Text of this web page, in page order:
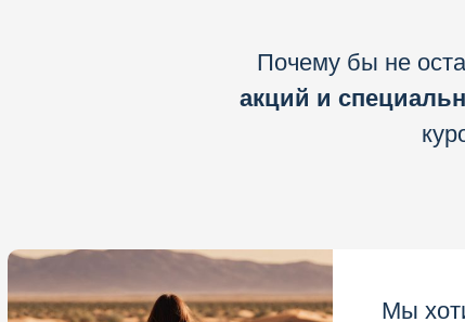
Почему бы не
акций и
Мы